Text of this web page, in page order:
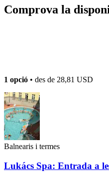
Comprova la
1 opció • des de 28,81 USD
Balnearis i termes
Lukács Spa: Entrada a